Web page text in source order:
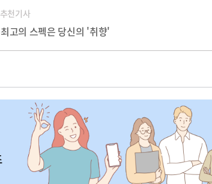
천기사
고의 스펙은 당신의 '취향'